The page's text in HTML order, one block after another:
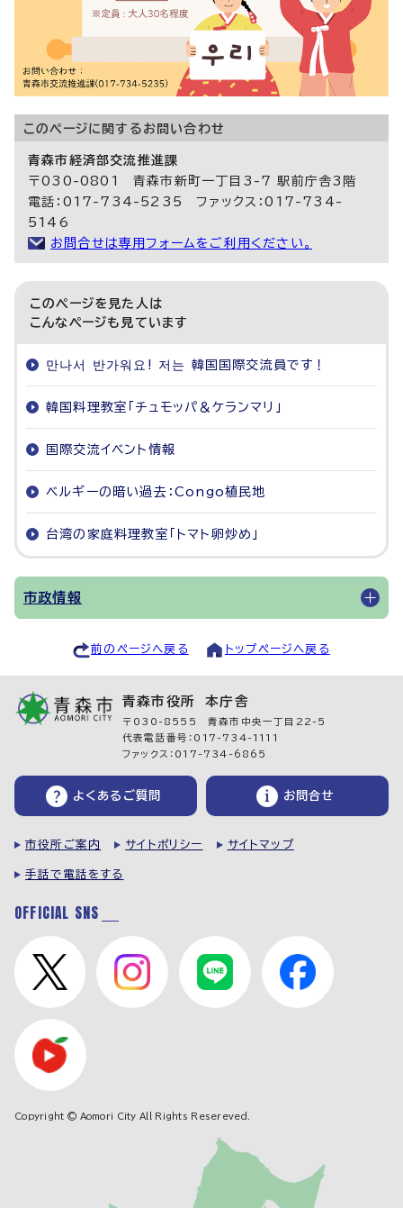
このページに関する お問い合わせ
青森市経済部交流推進課
〒030-0801 青森市新町一丁目3-7 駅前庁舎3階
電話：017-734-5235 ファックス：017-734-
5146
お問合せは専用フォームをご利用ください。
このページを見た人は
こんなページも見ています
만나서 반가워요! 저는 韓国国際交流員です！
韓国料理教室「チュモッパ＆ケランマリ」
国際交流イベント情報
ベルギーの暗い過去：Congo植民地
台湾の家庭料理教室「トマト卵炒め」
市政情報
前のページへ戻る トップページへ戻る
青森市役所 本庁舎
〒030-8555 青森市中央一丁目22-5
代表電話番号：017-734-1111
ファックス：017-734-6865
よくあるご質問 お問合せ
市役所ご案内 サイトポリシー サイトマップ
手話で電話をする
OFFICIAL SNS
Copyright © Aomori City All Rights Resereved.